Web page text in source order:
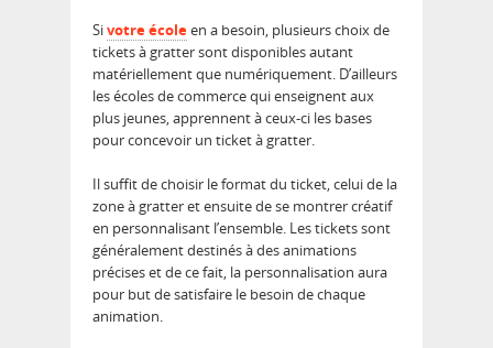
Sivotre écoleen a besoin, plusieurs choix de
tickets à gratter sont disponibles autant
matériellement que numériquement. D’ailleurs
les écoles de commerce qui enseignent aux
plus jeunes, apprennent à ceux-ci les bases
pour concevoir un ticket à gratter.
Il suffit de choisir le format du ticket, celui de la
zone à gratter et ensuite de se montrer créatif
en personnalisant l’ensemble. Les tickets sont
généralement destinés à des animations
précises et de ce fait, la personnalisation aura
pour but de satisfaire le besoin de chaque
animation.